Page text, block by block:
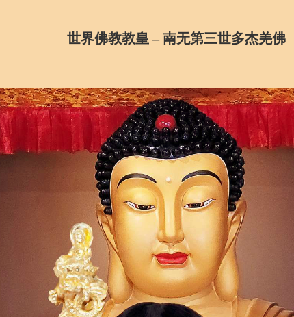
世界佛教教皇 – 南无第三世多杰羌佛